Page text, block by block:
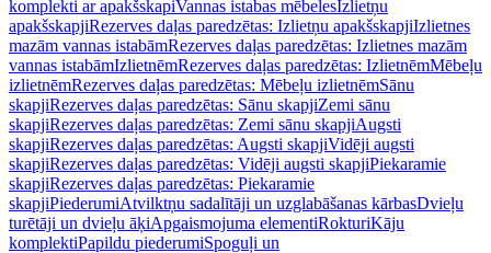
komplekti ar apakšskapiVannas istabas mēbelesIzlietņu
apakšskapjiRezerves daļas paredzētas: Izlietņu apakšskapjiIzlietnes
mazām vannas istabāmRezerves daļas paredzētas: Izlietnes mazām
vannas istabāmIzlietnēmRezerves daļas paredzētas: IzlietnēmMēbeļu
izlietnēmRezerves daļas paredzētas: Mēbeļu izlietnēmSānu
skapjiRezerves daļas paredzētas: Sānu skapjiZemi sānu
skapjiRezerves daļas paredzētas: Zemi sānu skapjiAugsti
skapjiRezerves daļas paredzētas: Augsti skapjiVidēji augsti
skapjiRezerves daļas paredzētas: Vidēji augsti skapjiPiekaramie
skapjiRezerves daļas paredzētas: Piekaramie
skapjiPiederumiAtvilktņu sadalītāji un uzglabāšanas kārbasDvieļu
turētāji un dvieļu āķiApgaismojuma elementiRokturiKāju
komplektiPapildu piederumiSpoguļi un